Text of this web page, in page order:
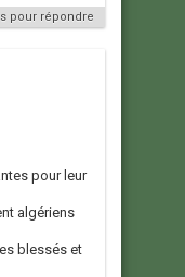
pour répondre
pour leur
algériens
blessés et